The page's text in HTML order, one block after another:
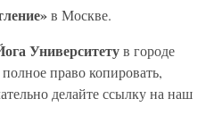
в Москве.
Университетув городе
право копировать,
делайте ссылку на наш